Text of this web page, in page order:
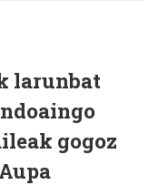
larunbat
gogoz